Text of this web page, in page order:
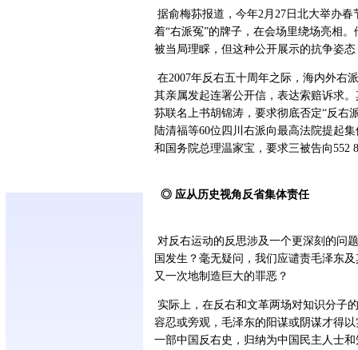
据俞梅荪报道，今年2月27日北大举办
着“右派冤”的牌子，在会场里绕场亮相
被当局理睬，但这种公开展示的抗争姿
在2007年反右五十周年之际，海内外右
其亲属发起连署公开信，表达索赔诉求
荪联名上书胡锦涛，要求彻底否定“反右
陆清福等60位四川右派向最高法院提起
和国务院总理温家宝，要求三被告向552
◎ 应从历史视角反省集体责任
对反右运动的反思涉及一个更深刻的问
国发生？毫无疑问，我们应谴责毛泽东
又一次地制造巨大的罪恶？
实际上，在反右和文革两场对知识分子
容忍或旁观，毛泽东的阳谋或阴谋才得
一部中国反右史，归纳为中国民主人士